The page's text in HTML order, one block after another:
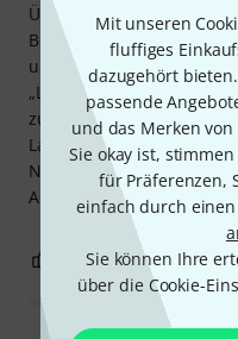
Mit unseren
fluffiges
dazugehört
passende
und das Merken
Sie okay ist,
für Präferenzen,
einfach durch einen
Sie können Ihre
über die Cookie-
Beispielsweise entspricht
und S1 einem
„Luftkopf“ dort und Ihr
zurückgesetzt. Dadurch
Lautstärke mittags auf
Normalfall null dB zu
Accessoire in vielen
0